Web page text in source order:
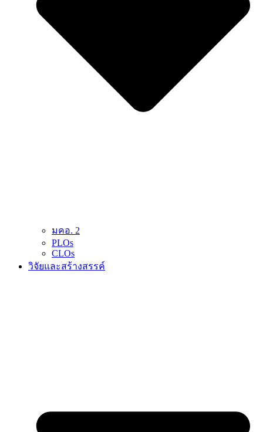
มคอ. 2
PLOs
CLOs
วิจัยและสร้างสรรค์